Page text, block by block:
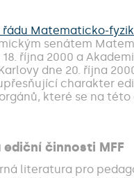
řádu Matematicko-
senátem
října 2000 a
dne 20. října
charakter
které se na
činnosti MFF
literatura pro